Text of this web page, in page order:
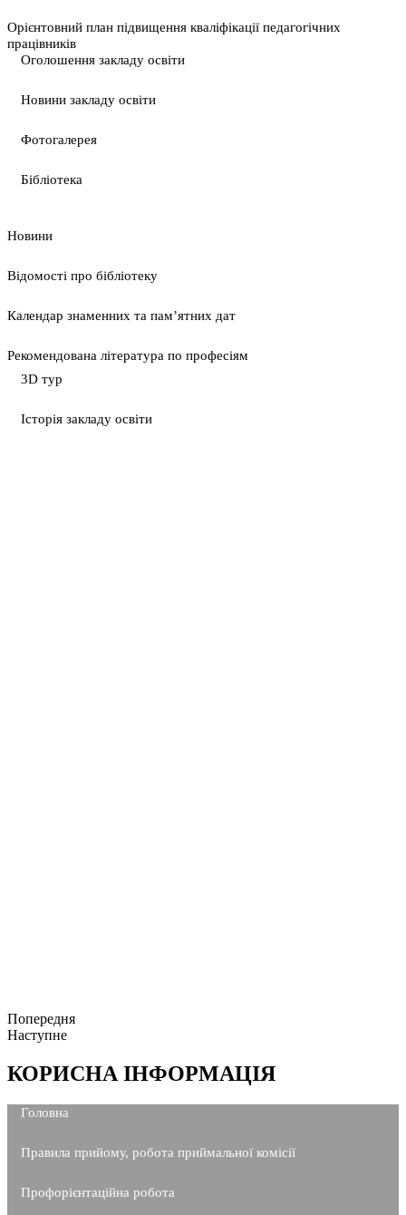
Орієнтовний план підвищення кваліфікації педагогічних
працівників
Оголошення закладу освіти
Новини закладу освіти
Фотогалерея
Бібліотека
Новини
Відомості про бібліотеку
Календар знаменних та пам’ятних дат
Рекомендована література по професіям
3D тур
Історія закладу освіти
Попередня
Наступне
КОРИСНА ІНФОРМАЦІЯ
Головна
Правила прийому, робота приймальної комісії
Профорієнтаційна робота